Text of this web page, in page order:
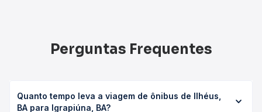
Perguntas Frequentes
Quanto tempo leva a viagem de ônibus de Ilhéus,
BA para Igrapiúna, BA?